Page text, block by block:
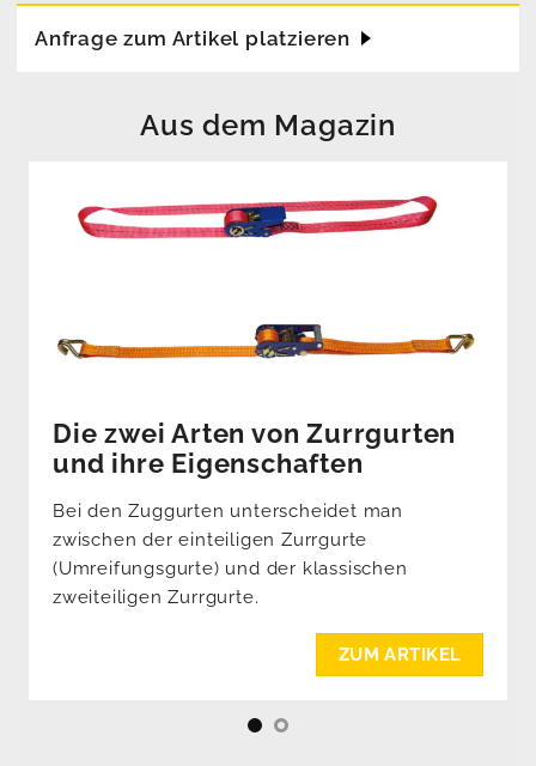
Anfrage zum Artikel platzieren
Aus dem Magazin
Die zwei Arten von Zurrgurten
und ihre Eigenschaften
Bei den Zuggurten unterscheidet man
zwischen der einteiligen Zurrgurte
(Umreifungsgurte) und der klassischen
zweiteiligen Zurrgurte.
ZUM ARTIKEL